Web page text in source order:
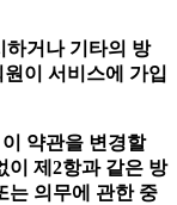
거나 기타의 방
이 서비스에 가입
약관을 변경할
이 제2항과 같은 방
는 의무에 관한 중